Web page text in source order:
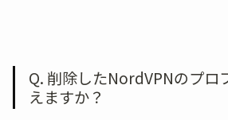
Q. 削除したNordVPNのプロ
えますか？